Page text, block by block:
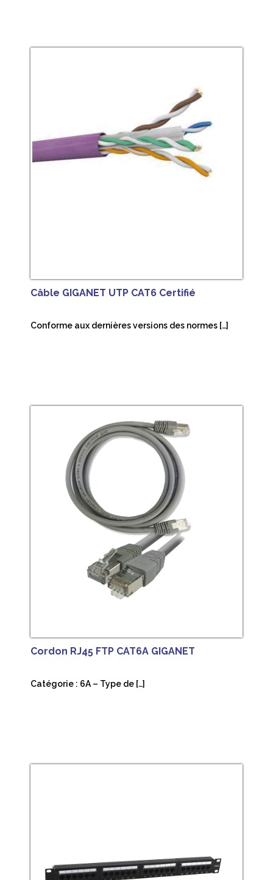
Câble GIGANET UTP CAT6 Certifié
Conforme aux dernières versions des normes […]
Cordon RJ45 FTP CAT6A GIGANET
Catégorie : 6A – Type de […]